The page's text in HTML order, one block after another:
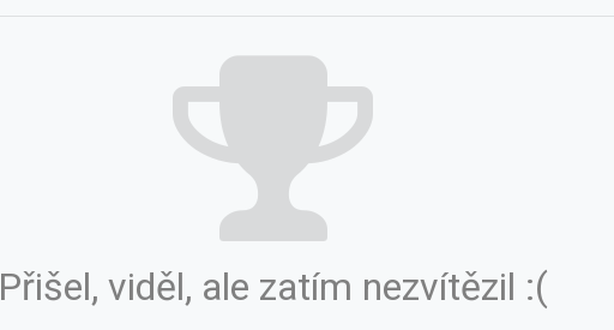
Přišel, viděl, ale zatím nezvítězil :(